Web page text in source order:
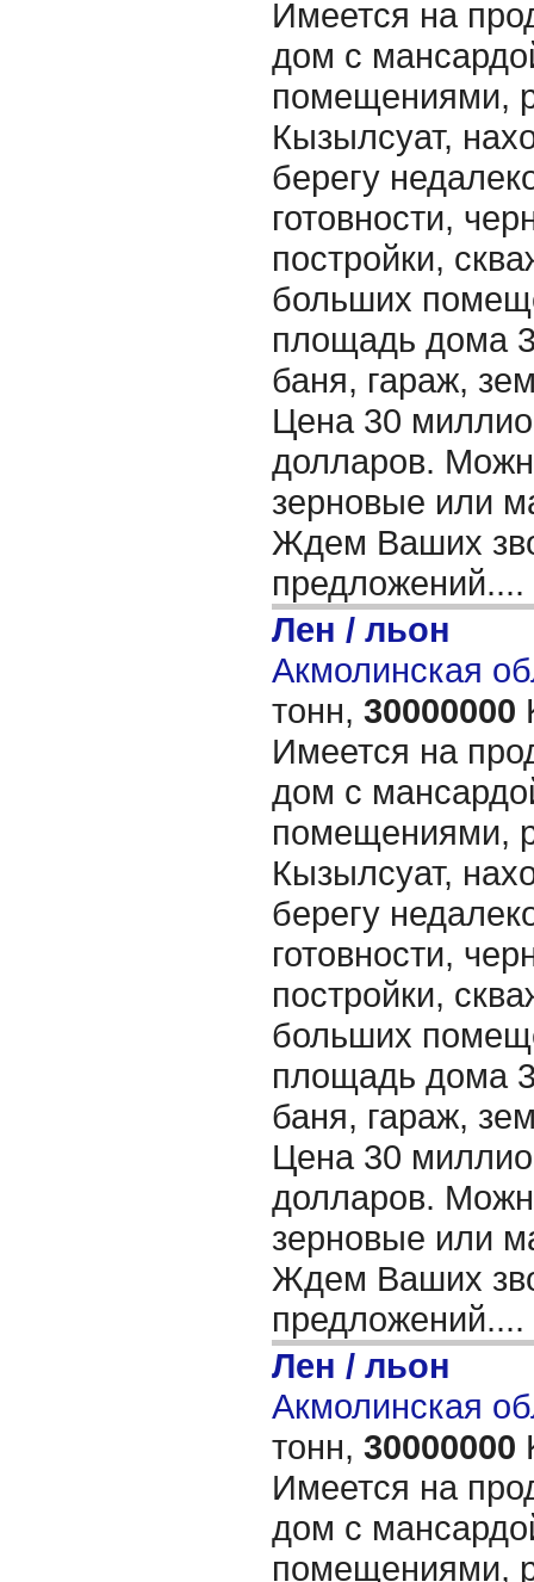
Имеется на
дом с
помещениями,
Кызылсуат,
берегу
готовности,
постройки,
больших
площадь дома
баня, гараж,
Цена 30
долларов.
зерновые или
Ждем Ваших
предложений....
Лен / льон
Акмолинская
тонн, 30000000
Имеется на
дом с
помещениями,
Кызылсуат,
берегу
готовности,
постройки,
больших
площадь дома
баня, гараж,
Цена 30
долларов.
зерновые или
Ждем Ваших
предложений....
Лен / льон
Акмолинская
тонн, 30000000
Имеется на
дом с
помещениями,